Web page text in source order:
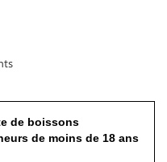
de boissons
de moins de 18 ans